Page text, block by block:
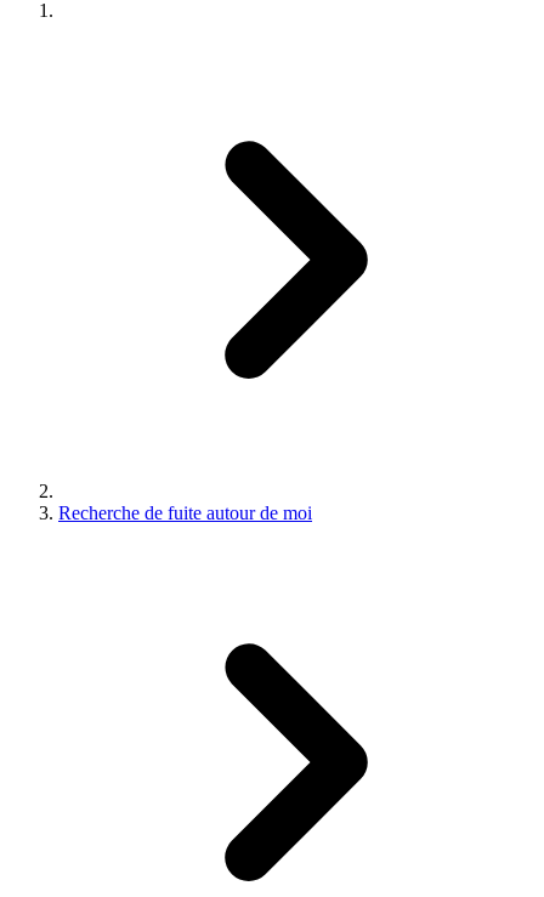
Recherche de fuite autour de moi